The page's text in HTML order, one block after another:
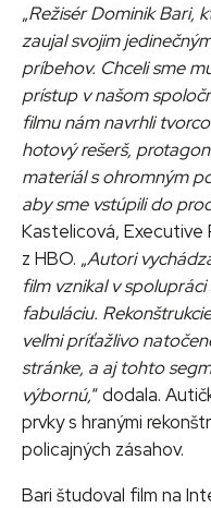
„Režisér Dominik Bari,
zaujal svojim
príbehov. Chceli sme
prístup v našom
filmu nám navrhli
hotový rešerš,
materiál s ohromným
aby sme vstúpili do
Kastelicová,
z HBO. „Autori
film vznikal v
fabuláciu.
veľmi príťažlivo
stránke, a aj tohto
výbornú,“ dodala.
prvky s hranými
policajných zásahov.
Bari študoval film na